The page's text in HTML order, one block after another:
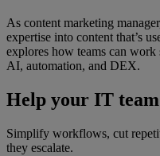
As content marketing
expertise into content that’s
explores how teams can
AI, automation, and DEX.
Help your IT
Simplify workflows, cut
they escalate.